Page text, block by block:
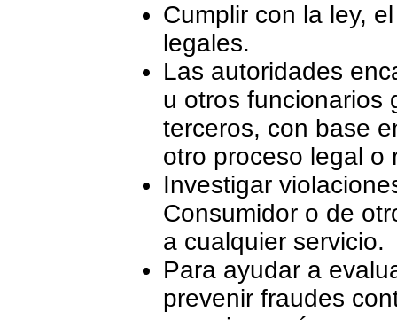
Cumplir con la ley,
legales.
Las autoridades
u otros funcionarios
terceros, con base
otro proceso legal o
Investigar
Consumidor o de
a cualquier servicio.
Para ayudar a
prevenir fraudes